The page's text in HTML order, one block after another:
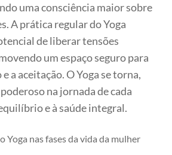
uma consciência maior sobre
A prática regular do Yoga
de liberar tensões
um espaço seguro para
a aceitação. O Yoga se torna,
na jornada de cada
e à saúde integral.
Yoga nas fases da vida da mulher